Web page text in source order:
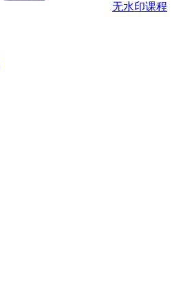
无水印课程